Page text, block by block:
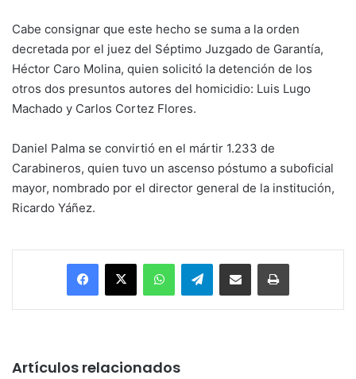
Cabe consignar que este hecho se suma a la orden
decretada por el juez del Séptimo Juzgado de Garantía,
Héctor Caro Molina, quien solicitó la detención de los
otros dos presuntos autores del homicidio: Luis Lugo
Machado y Carlos Cortez Flores.
Daniel Palma se convirtió en el mártir 1.233 de
Carabineros, quien tuvo un ascenso póstumo a suboficial
mayor, nombrado por el director general de la institución,
Ricardo Yáñez.
Facebook
X WhatsAppTelegramEnviar vía email Imprimir
Artículos relacionados